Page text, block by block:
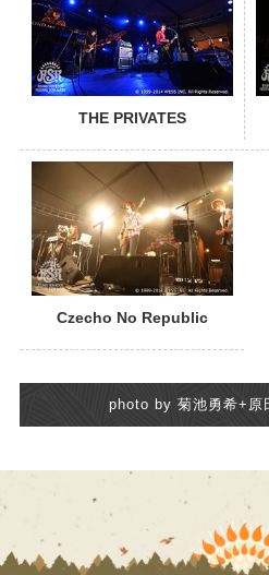
THE PRIVATES
Czecho No Republic
photo by 菊池勇希+原